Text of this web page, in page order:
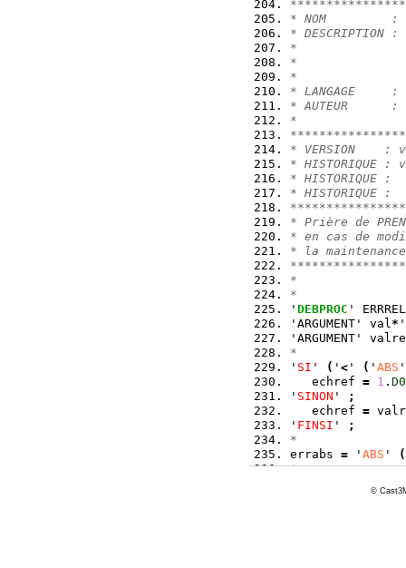
* NOM         :
*
*
*
*
* LANGAGE     :
* AUTEUR      :
*               mél
* VERSION    :
* HISTORIQUE
* HISTORIQUE :
* HISTORIQUE :
* Prière de
* en cas de
* la
*
*
' DEBPROC '
'ARGUMENT' val*
'ARGUMENT'
*
' SI ' ( ' < ' ( ' ABS
   echref
= 1 . D0
' SINON '
;
   echref
=
' FINSI '
;
*
errabs = ' ABS '
(
*
©